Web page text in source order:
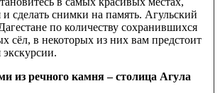
и сделать снимки на память. Агульский
по количеству сохранившихся
сёл, в некоторых из них вам предстоит
из речного камня – столица Агула